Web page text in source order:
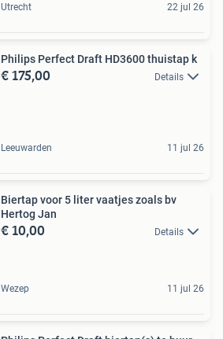
Utrecht 22 jul 26
Philips Perfect Draft HD3600 thuistap k
€ 175,00 Details
Leeuwarden 11 jul 26
Biertap voor 5 liter vaatjes zoals bv
Hertog Jan
€ 10,00 Details
Wezep 11 jul 26